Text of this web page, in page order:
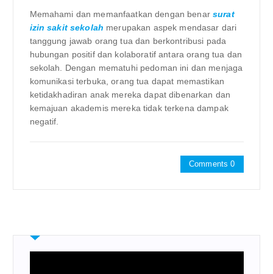
Memahami dan memanfaatkan dengan benar surat
izin sakit sekolah merupakan aspek mendasar dari
tanggung jawab orang tua dan berkontribusi pada
hubungan positif dan kolaboratif antara orang tua dan
sekolah. Dengan mematuhi pedoman ini dan menjaga
komunikasi terbuka, orang tua dapat memastikan
ketidakhadiran anak mereka dapat dibenarkan dan
kemajuan akademis mereka tidak terkena dampak
negatif.
Comments 0